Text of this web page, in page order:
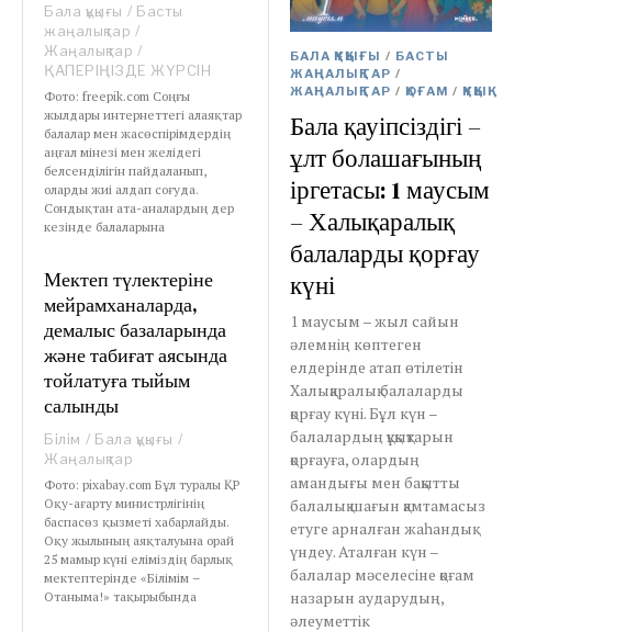
БАЛА ҚҰҚЫҒЫ / БАСТЫ
ЖАҢАЛЫҚТАР /
ЖАҢАЛЫҚТАР / ҚОҒАМ / ҚҰҚЫҚ
Бала қауіпсіздігі –
ұлт болашағының
іргетасы: 1 маусым
– Халықаралық
балаларды қорғау
күні
1 маусым – жыл сайын
әлемнің көптеген
елдерінде атап өтілетін
Халықаралық балаларды
қорғау күні. Бұл күн –
балалардың құқықтарын
қорғауға, олардың
амандығы мен бақытты
балалық шағын қамтамасыз
етуге арналған жаһандық
үндеу. Аталған күн –
балалар мәселесіне қоғам
назарын аударудың,
әлеуметтік
Бала құқығы / Басты
жаңалықтар /
Жаңалықтар /
ҚАПЕРІҢІЗДЕ ЖҮРСІН
Фото: freepik.com Соңғы
жылдары интернеттегі алаяқтар
балалар мен жасөспірімдердің
аңғал мінезі мен желідегі
белсенділігін пайдаланып,
оларды жиі алдап соғуда.
Сондықтан ата-аналардың дер
кезінде балаларына
Мектеп түлектеріне
мейрамханаларда,
демалыс базаларында
және табиғат аясында
тойлатуға тыйым
салынды
Білім / Бала құқығы /
Жаңалықтар
Фото: pixabay.com Бұл туралы ҚР
Оқу-ағарту министрлігінің
баспасөз қызметі хабарлайды.
Оқу жылының аяқталуына орай
25 мамыр күні еліміздің барлық
мектептерінде «Білімім –
Отаныма!» тақырыбында